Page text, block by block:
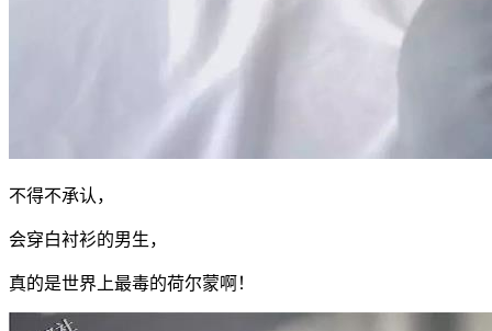
不得不承认，
会穿白衬衫的男生，
真的是世界上最毒的荷尔蒙啊！